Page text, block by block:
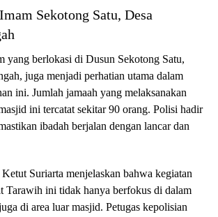
Sekotong Satu, Desa
yang berlokasi di Dusun Sekotong Satu,
juga menjadi perhatian utama dalam
ini. Jumlah jamaah yang melaksanakan
ini tercatat sekitar 90 orang. Polisi hadir
ibadah berjalan dengan lancar dan
Suriarta menjelaskan bahwa kegiatan
Tarawih ini tidak hanya berfokus di dalam
di area luar masjid. Petugas kepolisian